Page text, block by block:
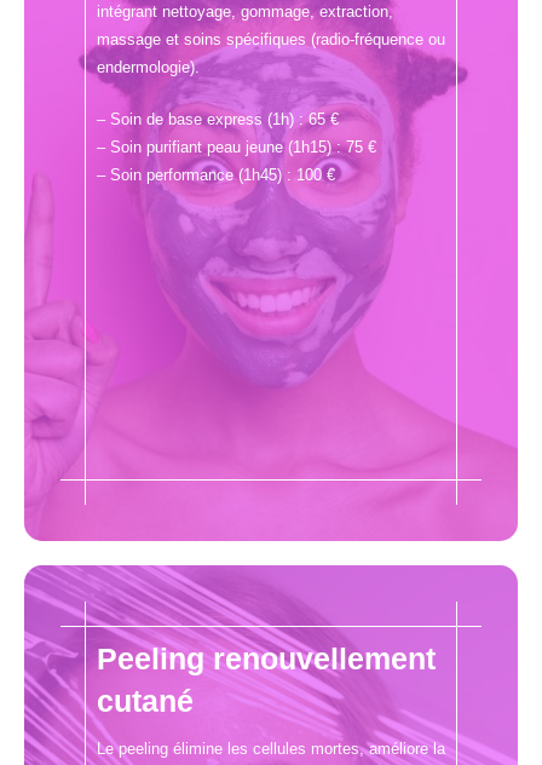
intégrant nettoyage, gommage, extraction,
massage et soins spécifiques (radio-fréquence ou
endermologie).
– Soin de base express (1h) : 65 €
– Soin purifiant peau jeune (1h15) : 75 €
– Soin performance (1h45) : 100 €
Peeling renouvellement
cutané
Le peeling élimine les cellules mortes, améliore la